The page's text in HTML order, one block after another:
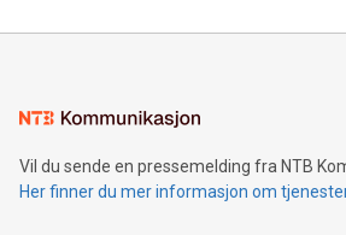
Vil du sende en pressemelding fra NTB
Her finner du mer informasjon om